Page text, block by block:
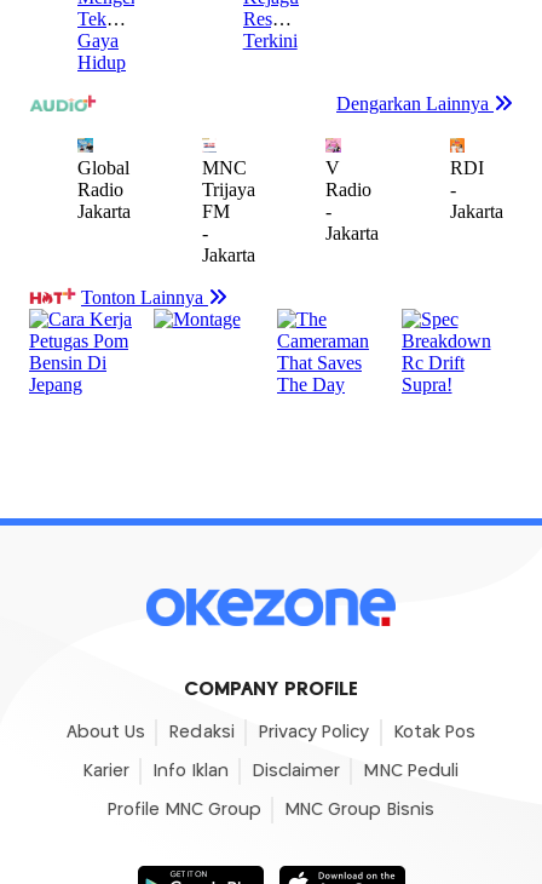
COMPANY PROFILE
About Us Redaksi Privacy Policy Kotak Pos
Karier Info Iklan Disclaimer MNC Peduli
Profile MNC Group MNC Group Bisnis